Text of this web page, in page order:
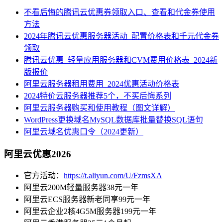
不看后悔的腾讯云优惠券领取入口、查看和代金券使用
方法
2024年腾讯云优惠服务器活动_配置价格表和千元代金券
领取
腾讯云优惠_轻量应用服务器和CVM费用价格表_2024新
版报价
阿里云服务器租用费用_2024优惠活动价格表
2024特价云服务器推荐5个，不买后悔系列
阿里云服务器购买和使用教程（图文详解）
WordPress更换域名MySQL数据库批量替换SQL语句
阿里云域名优惠口令（2024更新）
阿里云优惠2026
官方活动： https://t.aliyun.com/U/FzmsXA
阿里云200M轻量服务器38元一年
阿里云ECS服务器新老同享99元一年
阿里云企业2核4G5M服务器199元一年